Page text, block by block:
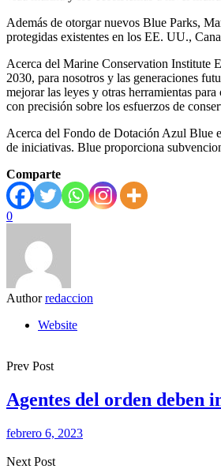
Además de otorgar nuevos Blue Parks,
protegidas existentes en los EE. UU.,
Acerca del Marine Conservation Institute
2030, para nosotros y las generaciones
mejorar las leyes y otras herramientas
con precisión sobre los esfuerzos de
Acerca del Fondo de Dotación Azul Blue
de iniciativas. Blue proporciona
Comparte
0
Author redaccion
Website
Prev Post
Agentes del orden deben
febrero 6, 2023
Next Post